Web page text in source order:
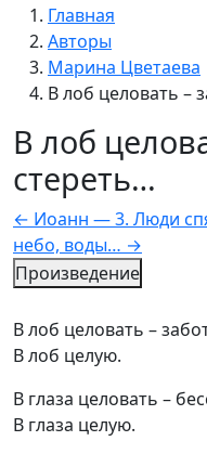
Главная
Авторы
Марина Цветаева
В лоб целовать –
В лоб
стереть…
← Иоанн — 3. Люди
небо, воды… →
Произведение
Текст
В лоб целовать –
В лоб целую.
В глаза целовать –
В глаза целую.